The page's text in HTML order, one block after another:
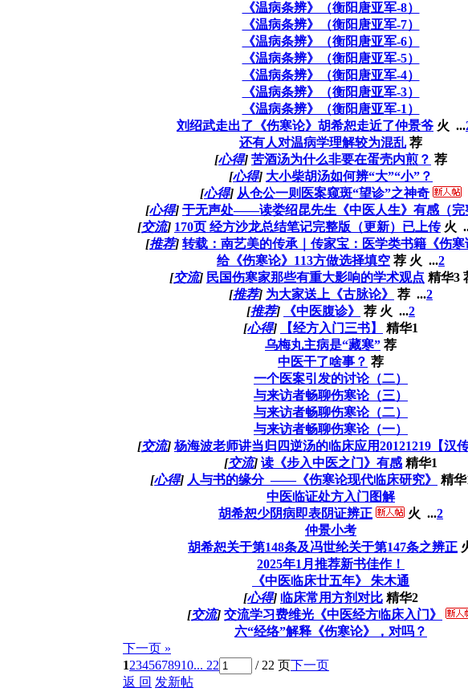
《温病条辨》（衡阳唐亚军-8）
《温病条辨》（衡阳唐亚军-7）
《温病条辨》（衡阳唐亚军-6）
《温病条辨》（衡阳唐亚军-5）
《温病条辨》（衡阳唐亚军-4）
《温病条辨》（衡阳唐亚军-3）
《温病条辨》（衡阳唐亚军-1）
刘绍武走出了《伤寒论》胡希恕走近了仲景爷 火 ...
还有人对温病学理解较为混乱 荐
[心得] 苦酒汤为什么非要在蛋壳内煎？ 荐
[心得] 大小柴胡汤如何辨“大”“小”？
[心得] 从仓公一则医案窥斑“望诊”之神奇
[心得] 于无声处——读娄绍昆先生《中医人生》有感（完
[交流] 170页 经方沙龙总结笔记完整版（更新）已上传 火
[推荐] 转载：南艺美的传承｜传家宝：医学类书籍《伤寒
给《伤寒论》113方做选择填空 荐 火 ...2
[交流] 民国伤寒家那些有重大影响的学术观点 精华3
[推荐] 为大家送上《古脉论》 荐 ...2
[推荐] 《中医腹诊》 荐 火 ...2
[心得] 【经方入门三书】 精华1
乌梅丸主病是“藏寒” 荐
中医干了啥事？ 荐
一个医案引发的讨论（二）
与来访者畅聊伤寒论（三）
与来访者畅聊伤寒论（二）
与来访者畅聊伤寒论（一）
[交流] 杨海波老师讲当归四逆汤的临床应用20121219【汉传
[交流] 读《步入中医之门》有感 精华1
[心得] 人与书的缘分 ——《伤寒论现代临床研究》 精华
中医临证处方入门图解
胡希恕少阴病即表阴证辨正
火 ...2
仲景小考
胡希恕关于第148条及冯世纶关于第147条之辨正
2025年1月推荐新书佳作！
《中医临床廿五年》 朱木通
[心得] 临床常用方剂对比 精华2
[交流] 交流学习费维光《中医经方临床入门》
六“经络”解释《伤寒论》，对吗？
下一页 »
12345678910... 22 / 22 页下一页
返 回 发新帖